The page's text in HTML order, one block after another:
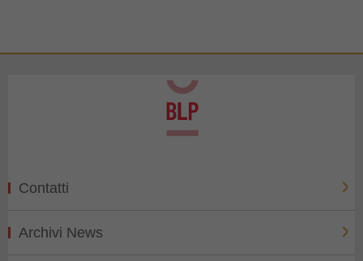
Contatti
Archivi News